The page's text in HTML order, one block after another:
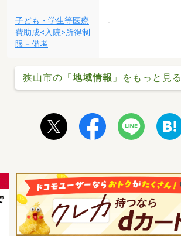
子ども・学生等医療
費助成<入院>所得制
限－備考
-
狭山市の「地域情報 」をもっと見る